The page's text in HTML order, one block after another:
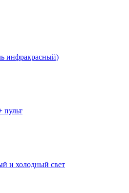
инфракрасный)
пульт
и холодный свет